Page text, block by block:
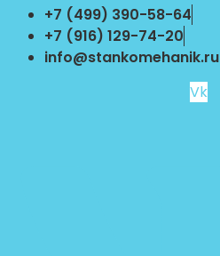
Перейти
содержимому
+7 (499) 390-58-64
+7 (916) 129-74-20
info@stankomehanik.ru
Vk